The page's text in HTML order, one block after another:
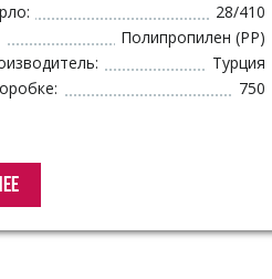
28/410
Полипропилен (PP)
Турция
750